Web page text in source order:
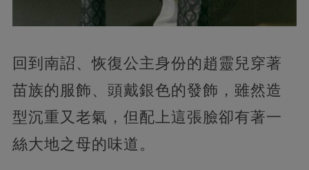
回到南詔、恢復公主身份的趙靈兒穿著
苗族的服飾、頭戴銀色的發飾，雖然造
型沉重又老氣，但配上這張臉卻有著一
絲大地之母的味道。